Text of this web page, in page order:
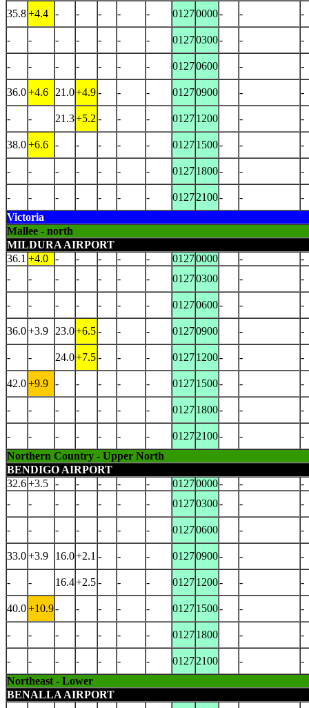
35.8+4.4 - - - - - 01270000- - -
- - - - - - - 01270300- - -
- - - - - - - 01270600 - -
36.0+4.6 21.0+4.9- - - 01270900 - -
- - 21.3+5.2 - - - 01271200 - -
38.0+6.6 - - - - - 01271500- - -
- - - - - - - 01271800- - -
- - - - - - - 01272100- -
-
Victoria
Mallee - north
MILDURA AIRPORT
36.1 +4.0 - - - - - 01270000 -
-
-
- - - - - - 01270300 - -
- - - - - - - 01270600- - -
36.0+3.9 23.0+6.5- - - 01270900 - -
- - 24.0+7.5- - - 01271200- - -
42.0+9.9 - - - - - 01271500- - -
- - - - - - - 01271800- - -
- - - - - - - 01272100- -
-
Northern Country - Upper North
BENDIGO AIRPORT
32.6+3.5 - - - - - 01270000- -
-
-
- - - - - - 01270300- - -
- - - - - - - 01270600 - -
33.0+3.9 16.0+2.1 - - - 01270900- - -
- - 16.4+2.5- - - 01271200- - -
40.0+10.9- - - - - 01271500- - -
- - - - - - - 01271800 - -
- - - - - - - 01272100 -
-
Northeast - Lower
BENALLA AIRPORT